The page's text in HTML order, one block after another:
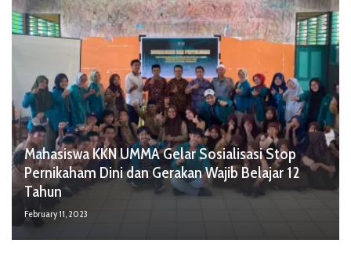
Mahasiswa KKN UMMA Gelar Sosialisasi Stop
Pernikaham Dini dan Gerakan Wajib Belajar 12
Tahun
February 11, 2023